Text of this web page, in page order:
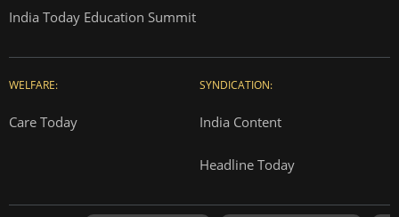
India Today Education Summit
WELFARE:
Care Today
SYNDICATION:
India Content
Headline Today